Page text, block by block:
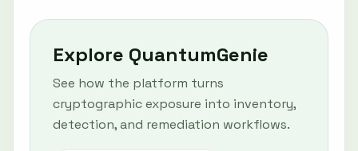
Explore QuantumGenie
See how the platform turns
cryptographic exposure into inventory,
detection, and remediation workflows.